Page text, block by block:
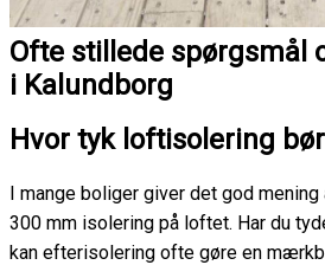
Ofte stillede spørgsmål
i Kalundborg
Hvor tyk loftisolering
I mange boliger giver det god
300 mm isolering på loftet. Har du
kan efterisolering ofte gøre en